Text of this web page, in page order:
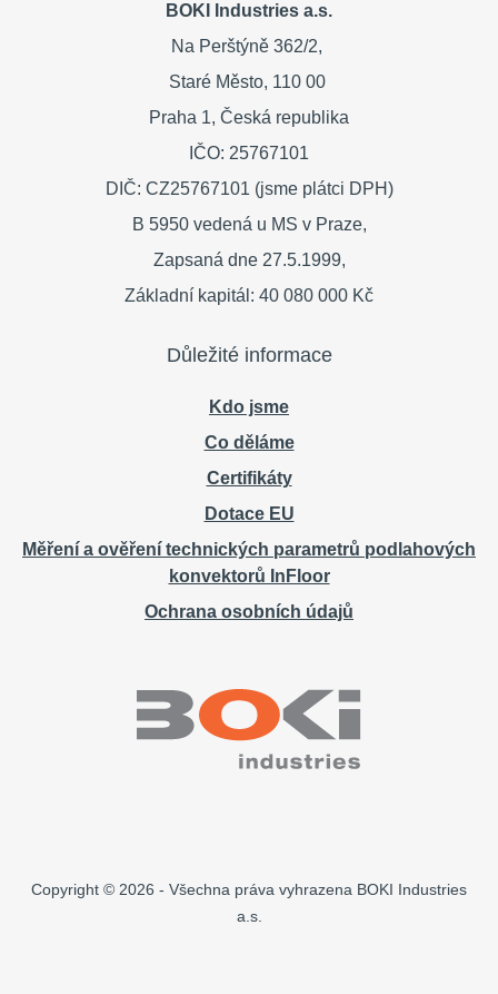
BOKI Industries a.s.
Na Perštýně 362/2,
Staré Město, 110 00
Praha 1, Česká republika
IČO: 25767101
DIČ: CZ25767101 (jsme plátci DPH)
B 5950 vedená u MS v Praze,
Zapsaná dne 27.5.1999,
Základní kapitál: 40 080 000 Kč
Důležité informace
Kdo jsme
Co děláme
Certifikáty
Dotace EU
Měření a ověření technických parametrů podlahových
konvektorů InFloor
Ochrana osobních údajů
Copyright © 2026 - Všechna práva vyhrazena BOKI Industries
a.s.